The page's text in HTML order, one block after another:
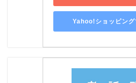
Yahoo!ショッピング